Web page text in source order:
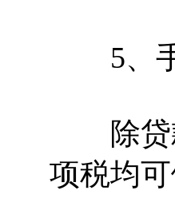
5、手
除贷款
项税均